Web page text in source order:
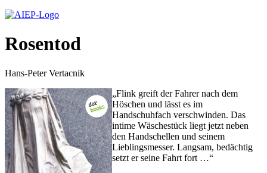
Rosentod
Hans-Peter Vertacnik
„Flink greift der Fahrer nach dem
Höschen und lässt es im
Handschuhfach verschwinden. Das
intime Wäschestück liegt jetzt neben
den Handschellen und seinem
Lieblingsmesser. Langsam, bedächtig
setzt er seine Fahrt fort …“